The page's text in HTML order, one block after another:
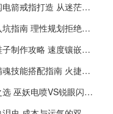
戒指打造 从迷茫到破局
南 理性规划拒绝盲目毕业
略 速度镶嵌与属性的平衡术
能搭配指南 火捷是否必要
电喷VS锐眼闪电箭怎么挑